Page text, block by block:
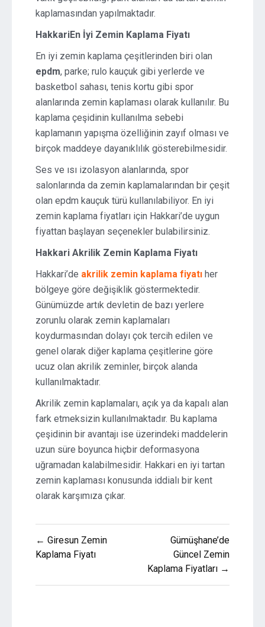
kaplamasından yapılmaktadır.
HakkariEn İyi Zemin Kaplama Fiyatı
En iyi zemin kaplama çeşitlerinden biri olan
epdm, parke; rulo kauçuk gibi yerlerde ve
basketbol sahası, tenis kortu gibi spor
alanlarında zemin kaplaması olarak kullanılır. Bu
kaplama çeşidinin kullanılma sebebi
kaplamanın yapışma özelliğinin zayıf olması ve
birçok maddeye dayanıklılık gösterebilmesidir.
Ses ve ısı izolasyon alanlarında, spor
salonlarında da zemin kaplamalarından bir çeşit
olan epdm kauçuk türü kullanılabiliyor. En iyi
zemin kaplama fiyatları için Hakkari’de uygun
fiyattan başlayan seçenekler bulabilirsiniz.
Hakkari Akrilik Zemin Kaplama Fiyatı
Hakkari’de akrilik zemin kaplama fiyatı her
bölgeye göre değişiklik göstermektedir.
Günümüzde artık devletin de bazı yerlere
zorunlu olarak zemin kaplamaları
koydurmasından dolayı çok tercih edilen ve
genel olarak diğer kaplama çeşitlerine göre
ucuz olan akrilik zeminler, birçok alanda
kullanılmaktadır.
Akrilik zemin kaplamaları, açık ya da kapalı alan
fark etmeksizin kullanılmaktadır. Bu kaplama
çeşidinin bir avantajı ise üzerindeki maddelerin
uzun süre boyunca hiçbir deformasyona
uğramadan kalabilmesidir. Hakkari en iyi tartan
zemin kaplaması konusunda iddialı bir kent
olarak karşımıza çıkar.
Yazı
gezinmesi
← Giresun Zemin
Kaplama Fiyatı
Gümüşhane’de
Güncel Zemin
Kaplama Fiyatları →